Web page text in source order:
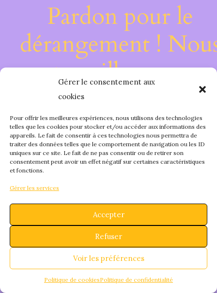
Gérer le consentement aux
cookies
Pour offrir les meilleures expériences, nous utilisons des technologies
telles que les cookies pour stocker et/ou accéder aux informations des
appareils. Le fait de consentir à ces technologies nous permettra de
traiter des données telles que le comportement de navigation ou les ID
uniques sur ce site. Le fait de ne pas consentir ou de retirer son
consentement peut avoir un effet négatif sur certaines caractéristiques
et fonctions.
Gérer les services
Accepter
Refuser
Voir les préférences
Politique de cookiesPolitique de confidentialité
Pardon pour le
dérangement !
travaillons sur
quelque chose de
fantastique –
bientôt !